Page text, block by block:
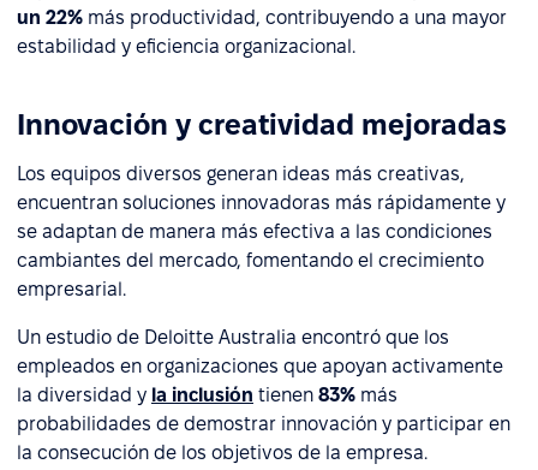
un 22% más productividad, contribuyendo a una mayor
estabilidad y eficiencia organizacional.
Innovación y creatividad mejoradas
Los equipos diversos generan ideas más creativas,
encuentran soluciones innovadoras más rápidamente y
se adaptan de manera más efectiva a las condiciones
cambiantes del mercado, fomentando el crecimiento
empresarial.
Un estudio de Deloitte Australia encontró que los
empleados en organizaciones que apoyan activamente
la diversidad y la inclusión tienen 83% más
probabilidades de demostrar innovación y participar en
la consecución de los objetivos de la empresa.